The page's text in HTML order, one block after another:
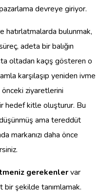
devreye giriyor.
hatırlatmalarda bulunmak,
adeta bir balığın
oltadan kaçış gösteren o
karşılaşıp yeniden ivme
önceki ziyaretlerini
hedef kitle oluşturur. Bu
ama tereddüt
markanızı daha önce
gerekenlervar
şekilde tanımlamak.